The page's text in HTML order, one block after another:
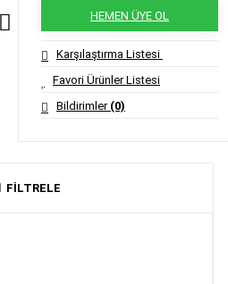
HEMEN ÜYE OL
Karşılaştırma Listesi
Favori Ürünler Listesi
Bildirimler (0)
FİLTRELE